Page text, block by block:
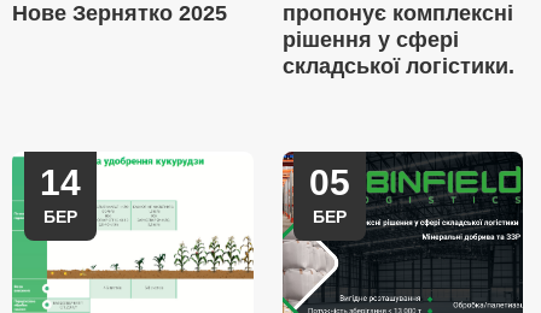
Нове Зернятко 2025
пропонує комплексні
рішення у сфері
складської логістики.
14
БЕР
05
БЕР